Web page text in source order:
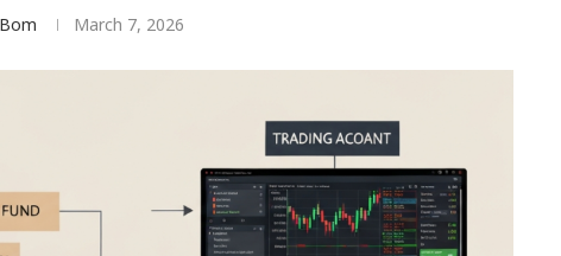
Bom March 7, 2026